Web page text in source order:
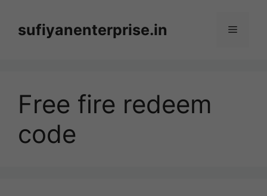
contentsufiyanenterprise.in Menu
Free fire redeem
code